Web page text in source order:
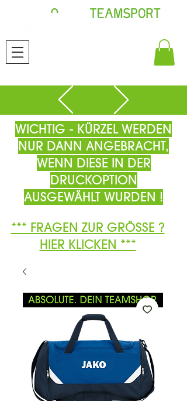
WICHTIG - KÜRZEL WERDEN
NUR DANN ANGEBRACHT,
WENN DIESE IN DER
DRUCKOPTION
AUSGEWÄHLT WURDEN !
*** FRAGEN ZUR GRÖSSE ?
HIER KLICKEN ***